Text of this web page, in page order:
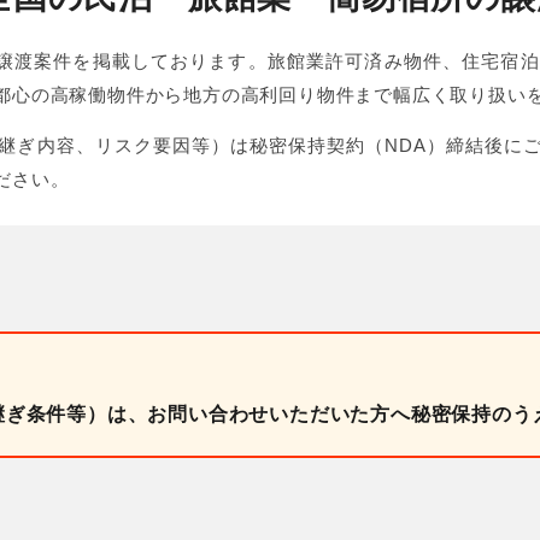
渡案件を掲載しております。旅館業許可済み物件、住宅宿
の高稼働物件から地方の高利回り物件まで幅広く取り扱い
ぎ内容、リスク要因等）は秘密保持契約（NDA）締結後に
い。
条件等）は、お問い合わせいただいた方へ秘密保持の